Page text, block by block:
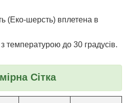
(Еко-шерсть) вплетена в
температурою до 30 градусів.
Сітка